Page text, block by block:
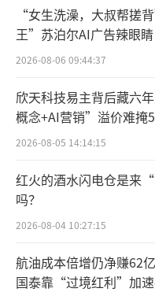
长的关键词。财
上一财年同比高速
益约15%。电商、
良表现，收益获
团收益增长的重要
在线上渠道，
和社交媒体平台，
容电商、社交电商
时零售亦实现高速
旺旺利用自动售
累计会员数量已突
“女生洗澡，大叔帮搓
王”苏泊尔AI广告辣眼
2026-08-06 09:44:37
欣天科技易主背后藏六
概念+AI营销”溢价难掩
验
2026-08-05 14:14:15
红火的酒水闪电仓是来
吗？
2026-08-04 10:27:15
航油成本倍增仍净赚62
国泰靠“过境红利”加